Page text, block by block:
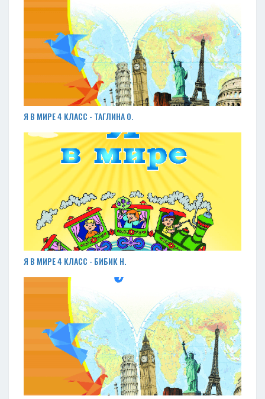
Я В МИРЕ 4 КЛАСС - ТАГЛИНА О.
Я В МИРЕ 4 КЛАСС - БИБИК Н.